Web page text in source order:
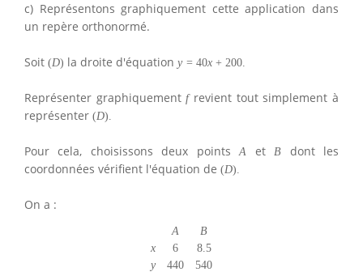
c) Représentons graphiquement cette application dans
un repère orthonormé.
Soit (D) la droite d'équation y = 40x + 200.
Représenter graphiquementfrevient tout simplement à
représenter (D).
Pour cela, choisissons deux pointsA etB
dont les
coordonnées vérifient l'équation de (D).
On a :
A
B
x
6
8.5
y
440 540